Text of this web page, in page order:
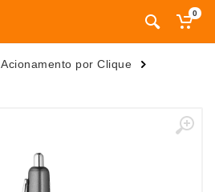
0
Acionamento por Clique